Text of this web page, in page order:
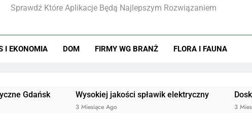
Sprawdź Które Aplikacje Będą Najlepszym Rozwiązaniem
I EKONOMIA DOM FIRMY WG BRANŻ FLORA I FAUNA
Wysokiej jakości spławik elektryczny
3 Miesiące Ago
Doskonałej
3 Miesiące Ago